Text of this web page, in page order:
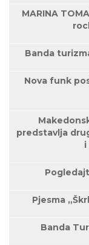
MARINA
Banda
Nova funk
predstavlja
i
Pjesma
Banda